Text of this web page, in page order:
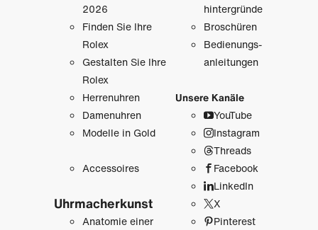
2026
Finden Sie Ihre
Rolex
Gestalten Sie Ihre
Rolex
Herrenuhren
Damenuhren
Modelle in Gold
Accessoires
Uhrmacher­kunst
Anatomie einer
hintergründe
Broschüren
Bedienungs­
anleitungen
Unsere Kanäle
YouTube
Instagram
Threads
Facebook
LinkedIn
X
Pinterest